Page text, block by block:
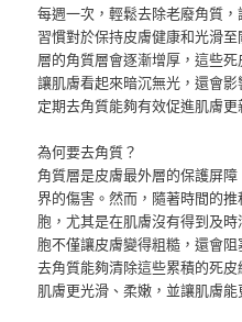
每週一次，輕鬆去除老廢角質
習慣對於保持皮膚健康和光滑
層的角質層會逐漸增厚，這些
讓肌膚看起來暗沉無光，還會
定期去角質能夠有效促進肌膚
為何要去角質？
角質層是皮膚最外層的保護屏
界的傷害。然而，隨著時間的
胞，尤其是在肌膚沒有得到及
胞不僅讓皮膚變得粗糙，還會
去角質能夠清除這些累積的死
肌膚更光滑、柔嫩，並讓肌膚